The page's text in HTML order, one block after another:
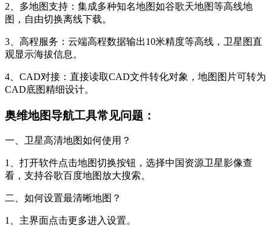
2、多地图支持：集成多种知名地图如谷歌天地图等高线地
图，自由切换离线下载。
3、高程服务：云端高程数据输出10米精度等高线，卫星图直
观显示海拔信息。
4、CAD对接：直接读取CAD文件转化对象，地图图片可转为
CAD底图精细设计。
奥维地图导航工具常见问题：
一、卫星高清地图如何使用？
1、打开软件点击地图切换按钮，选择中国资源卫星影像查
看，支持谷歌百度地图放大搜索。
二、如何设置最清晰地图？
1、主界面点击更多进入设置。